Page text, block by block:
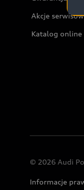
Akcje
Katalog online
© 2026 Audi
Informacje